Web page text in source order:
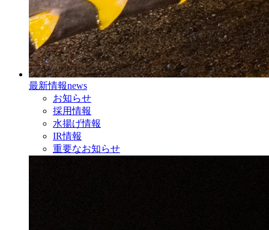
最新情報news
お知らせ
採用情報
水揚げ情報
IR情報
重要なお知らせ